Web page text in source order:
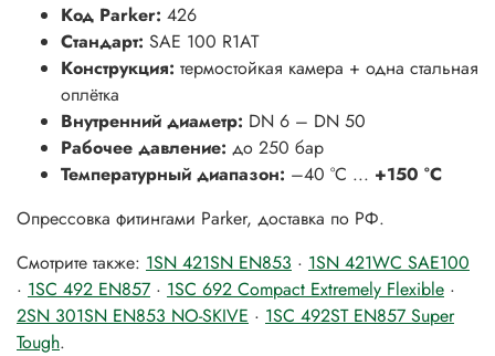
Код Parker: 426
Стандарт: SAE 100 R1AT
Конструкция: термостойкая камера + одна стальная
оплётка
Внутренний диаметр: DN 6 – DN 50
Рабочее давление: до 250 бар
Температурный диапазон: –40 °C ... +150 °C
Опрессовка фитингами Parker, доставка по РФ.
Смотрите также: 1SN 421SN EN853 · 1SN 421WC SAE100
· 1SC 492 EN857 · 1SC 692 Compact Extremely Flexible ·
2SN 301SN EN853 NO-SKIVE · 1SC 492ST EN857 Super
Tough.